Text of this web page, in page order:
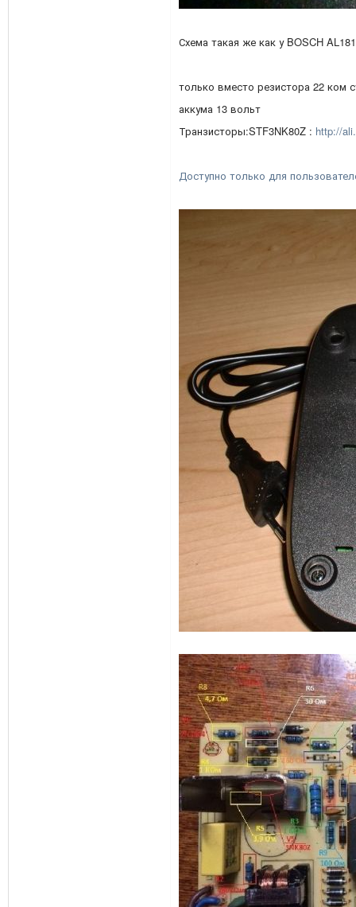
Схема такая же как у BOSCH
только вместо резистора 22 ком
аккума 13 вольт
Транзисторы:STF3NK80Z : http://
Доступно только для